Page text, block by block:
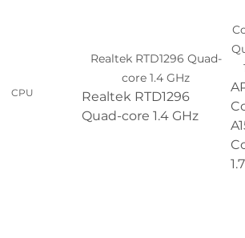
CPU
Realtek RTD1296 Quad-
core 1.4 GHz
Realtek RTD1296
Quad-core 1.4 GHz